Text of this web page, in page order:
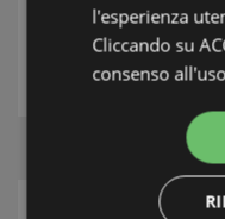
АГЕНТ
l'esperienza
Cliccando su
consenso